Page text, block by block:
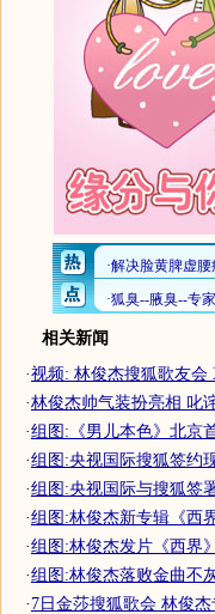
相关新闻
·视频: 林俊杰搜狐歌友会
·林俊杰帅气装扮亮相 叱
·组图:《男儿本色》北京
·组图:央视国际搜狐签约
·组图:央视国际与搜狐签
·组图:林俊杰新专辑《西
·组图:林俊杰发片《西界
·组图:林俊杰落败金曲不
·7日金莎搜狐歌会 林俊